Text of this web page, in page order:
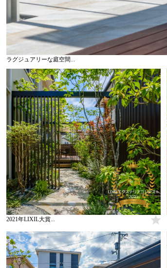
ラグジュアリーな庭空間...
2021年LIXIL大賞...